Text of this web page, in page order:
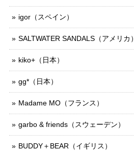
igor（スペイン）
SALTWATER SANDALS（アメリカ）
kiko+（日本）
gg*（日本）
Madame MO（フランス）
garbo & friends（スウェーデン）
BUDDY＋BEAR（イギリス）